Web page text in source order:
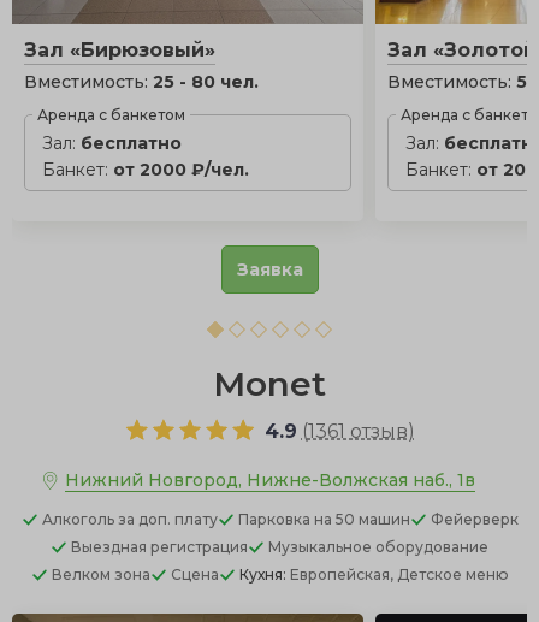
Зал «Бирюзовый»
Вместимость: 25 - 80 чел.
Аренда с банкетом
Зал: бесплатно
Банкет: от 2000 ₽/чел.
Зал
Вместимость:
Аренда с
Зал:
Банкет: от
Заявка
Monet
4.9 (1361 отзыв)
Нижний Новгород, Нижне-Волжская наб., 1в
Алкоголь за доп. плату Парковка на 50 машин
Фейерверк
Выездная регистрация
Музыкальное оборудование
Велком зона
Сцена Кухня: Европейская, Детское меню